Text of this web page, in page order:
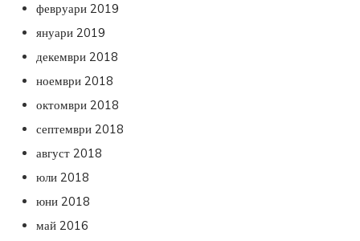
февруари 2019
януари 2019
декември 2018
ноември 2018
октомври 2018
септември 2018
август 2018
юли 2018
юни 2018
май 2016